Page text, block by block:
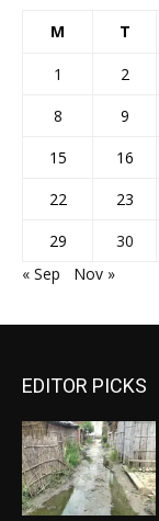
M T
1 2
8
9
15
16
22
23
29
30
« Sep
Nov »
EDITOR PICKS